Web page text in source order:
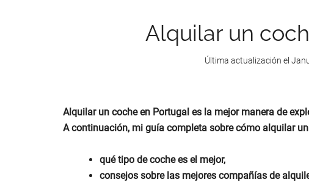
Alquilar un
Última actualización el
Alquilar un coche en Portugal es la mejor manera de
A continuación, mi guía completa sobre cómo alquilar
qué tipo de coche es el mejor,
consejos sobre las mejores compañías de